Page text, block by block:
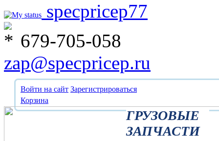
specpricep77
679-705-058
zap@specpricep.ru
Войти на сайт Зарегистрироваться
Корзина
ГРУЗОВЫЕ
ЗАПЧАСТИ